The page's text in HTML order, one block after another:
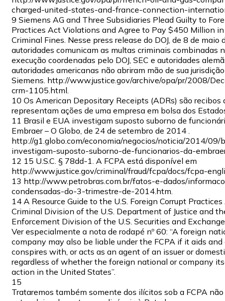
charged-united-states-and-france-connection-
9 Siemens AG and Three Subsidiaries Plead Guilty to
Practices Act Violations and Agree to Pay $450 Million
Criminal Fines. Nesse press release do DOJ, de 8 de maio
autoridades comunicam as multas criminais combinadas
execução coordenadas pelo DOJ, SEC e autoridades
autoridades americanas não abriram mão de sua
Siemens. http://www.justice.gov/archive/opa/pr/2008/
crm-1105.html.
10 Os American Depositary Receipts (ADRs) são recibos
representam ações de uma empresa em bolsa dos
11 Brasil e EUA investigam suposto suborno de
Embraer – O Globo, de 24 de setembro de 2014 .
http://g1.globo.com/economia/negocios/noticia/2014/09/
investigam-suposto-suborno-de-funcionarios-da-
12 15 U.S.C. § 78dd-1. A FCPA está disponível em
http://www.justice.gov/criminal/fraud/fcpa/docs/fcpa-
13 http://www.petrobras.com.br/fatos-e-dados/
condensadas-do-3-trimestre-de-2014.htm.
14 A Resource Guide to the U.S. Foreign Corrupt
Criminal Division of the U.S. Department of Justice and
Enforcement Division of the U.S. Securities and
Ver especialmente a nota de rodapé nº 60: “A foreign
company may also be liable under the FCPA if it aids and
conspires with, or acts as an agent of an issuer or
regardless of whether the foreign national or company
action in the United States”.
15
Trataremos também somente dos ilícitos sob a FCPA